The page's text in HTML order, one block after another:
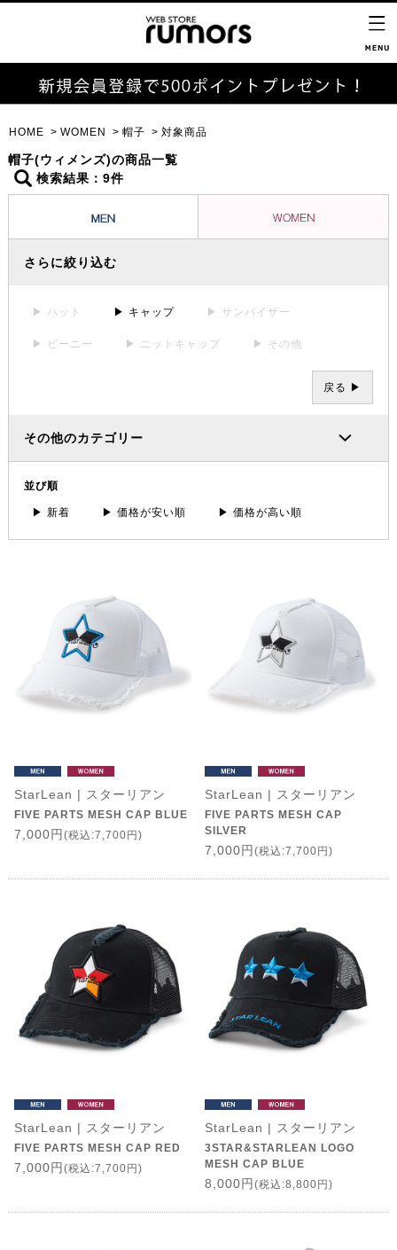
HOME WOMEN 帽子 対象商品
帽子(ウィメンズ)の商品一覧
検索結果：9件
さらに絞り込む
▶ ハット ▶ キャップ ▶ サンバイザー
▶ ビーニー ▶ ニットキャップ ▶ その他
戻る ▶
その他のカテゴリー
並び順
▶ 新着 ▶ 価格が安い順 ▶ 価格が高い順
StarLean | スターリアン
FIVE PARTS MESH CAP BLUE
7,000円 (税込:7,700円)
StarLean | スターリアン
FIVE PARTS MESH CAP
SILVER
7,000円 (税込:7,700円)
StarLean | スターリアン
FIVE PARTS MESH CAP RED
7,000円 (税込:7,700円)
StarLean | スターリアン
3STAR&STARLEAN LOGO
MESH CAP BLUE
8,000円 (税込:8,800円)